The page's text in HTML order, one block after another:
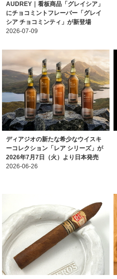
AUDREY｜看板商品「グレイシア」
にチョコミントフレーバー「グレイ
シア チョコミンティ」が新登場
2026-07-09
ディアジオの新たな希少なウイスキ
ーコレクション「レア シリーズ」が
2026年7月7日（火）より日本発売
2026-06-26